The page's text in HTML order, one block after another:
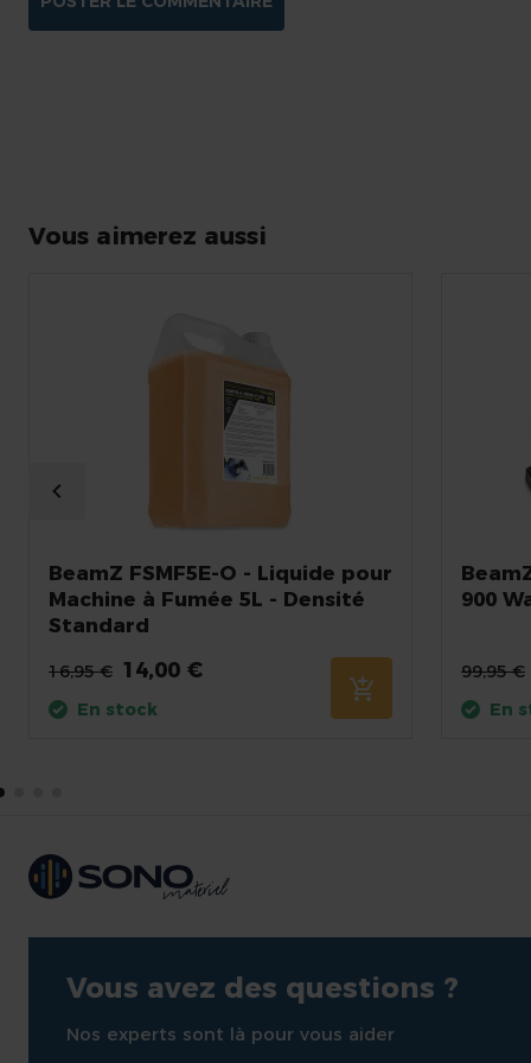
Vous aimerez aussi
BeamZ FSMF5E-O - Liquide pour
Machine à Fumée 5L - Densité
Standard
14,00 €
16,95 €
En stock
900
99,95 €
En
Vous avez des questions ?
Nos experts sont là pour vous aider